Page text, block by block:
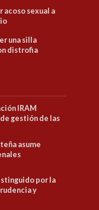
acoso sexual a
una silla
distrofia
IRAM
gestión de las
asume
por la
y